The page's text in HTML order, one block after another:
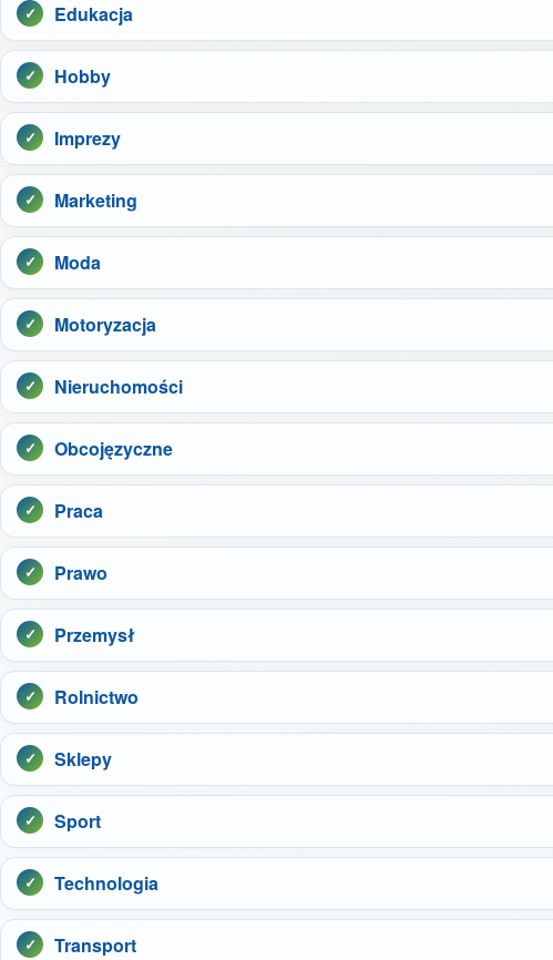
Edukacja
Hobby
Imprezy
Marketing
Moda
Motoryzacja
Nieruchomości
Obcojęzyczne
Praca
Prawo
Przemysł
Rolnictwo
Sklepy
Sport
Technologia
Transport